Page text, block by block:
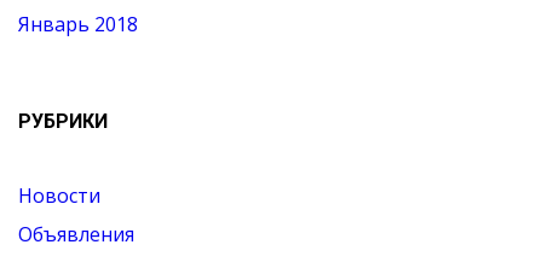
Январь 2018
РУБРИКИ
Новости
Объявления